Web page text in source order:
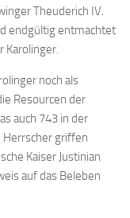
Theuderich IV.
endgültig entmachtet
Karolinger.
noch als
Resourcen der
auch 743 in der
Herrscher griffen
Kaiser Justinian
auf das Beleben